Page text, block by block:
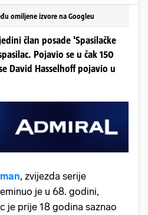
omiljene izvore na Googleu
član posade 'Spasilačke
Pojavio se u čak 150
David Hasselhoff pojavio u
, zvijezda serije
je u 68. godini,
je prije 18 godina saznao